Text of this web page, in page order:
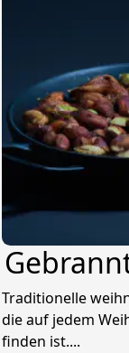
Traditionelle
die auf jedem
finden ist....